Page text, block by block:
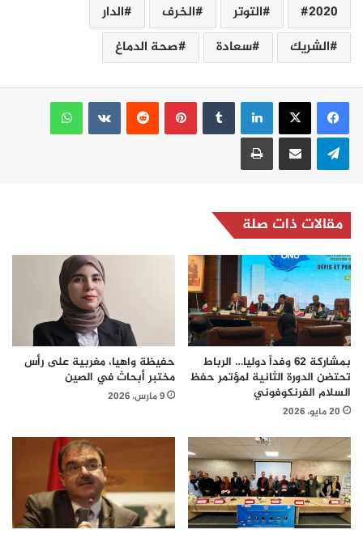
2020 التوتر الخرف
الدار
الشريك
سعادة صحة الدماغ
لينكدإن بينتيريست
واتساب
تيلقرام مشاركة عبر البريد طباعة
مقالات ذات صلة
بمشاركة 62 وفداً دوليا… الرباط
تحتضن الدورة الثانية لمؤتمر حفظ
السلام الفرنكوفوني
20 مايو، 2026
حفيظة واهيا، مغربية على رأس
مختبر أبحاث في الصين
9 مارس، 2026